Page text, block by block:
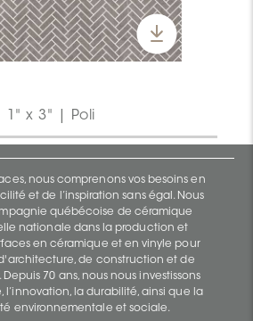
1" x 3" | Poli
nous comprenons vos besoins en
et de l’inspiration sans égal. Nous
québécoise de céramique
nationale dans la production et
en céramique et en vinyle pour
de construction et de
70 ans, nous nous investissons
l’innovation, la durabilité, ainsi que la
environnementale et sociale.